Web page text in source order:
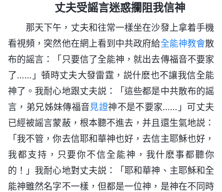
丈夫受謡言迷惑攔阻我信神
那天下午，丈夫和往常一樣坐在沙發上拿着手機
看視頻，突然他在網上看到中共政府給全能神教會散
布的謡言：「只要信了全能神，就出去傳福音不要家
了……」頓時丈夫大發雷霆，説什麽也不讓我信全能
神了。我耐心地跟丈夫説：「這些都是中共散布的謡
言，弟兄姊妹傳福音見證神不是不要家……」可丈夫
已經被謡言蒙蔽，根本聽不進去，并且還生氣地説：
「我不管，你去信耶和華神也好，去信主耶穌也好，
我都支持，只要你不信全能神，我什麽事都聽你
的！」我耐心地對丈夫説：「耶和華神、主耶穌和全
能神雖然名字不一樣，但都是一位神，是神在不同時